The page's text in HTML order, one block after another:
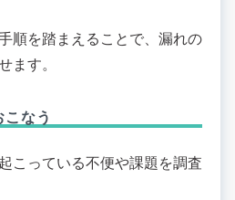
順を踏まえることで、漏れの
ます。
なう
こっている不便や課題を調査